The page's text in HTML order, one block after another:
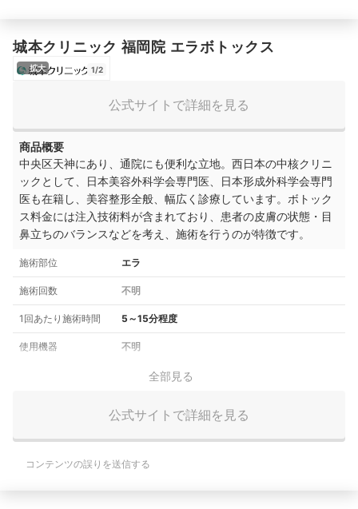
城本クリニック 福岡院 エラボトックス
拡大 1/2
公式サイトで詳細を見る
商品概要
中央区天神にあり、通院にも便利な立地。西日本の中核クリニ
ックとして、日本美容外科学会専門医、日本形成外科学会専門
医も在籍し、美容整形全般、幅広く診療しています。ボトック
ス料金には注入技術料が含まれており、患者の皮膚の状態・目
鼻立ちのバランスなどを考え、施術を行うのが特徴です。
施術部位 エラ
施術回数 不明
1回あたり施術時間 5～15分程度
使用機器 不明
全部見る
公式サイトで詳細を見る
コンテンツの誤りを送信する